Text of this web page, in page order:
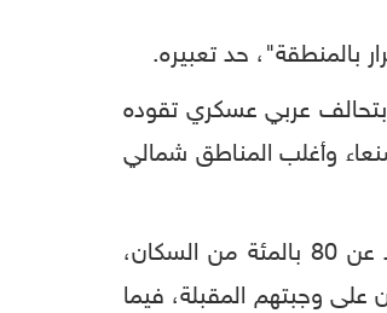
بالمنطقة"، حد تعبيره.
عربي عسكري تقوده
والتي ما تزال تسيطر منذ أواخر العام 2014 على العاصمة صنعاء وأغلب المناطق شمالي
وتصف الأمم المتحدة الأزمة الإنسانية في اليمن بـ"الأسوأ في العالم"، وتؤكد أن أكثر من 24 مليون يمني، أي ما يزيد عن 80 بالمئة من السكان،
شخص لا يعرفون كيف سيحصلون على وجبتهم المقبلة، فيما